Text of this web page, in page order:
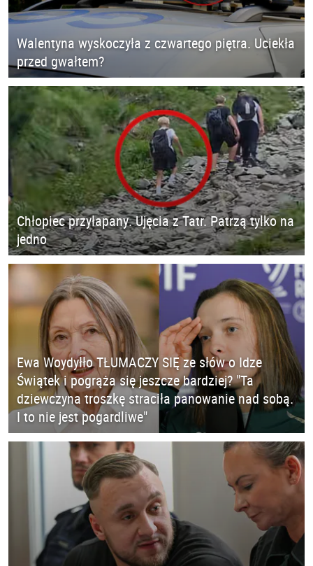
Walentyna wyskoczyła z czwartego piętra. Uciekła
przed gwałtem?
Chłopiec przyłapany. Ujęcia z Tatr. Patrzą tylko na
jedno
Ewa Woydyłło TŁUMACZY SIĘ ze słów o Idze
Świątek i pogrąża się jeszcze bardziej? "Ta
dziewczyna troszkę straciła panowanie nad sobą.
I to nie jest pogardliwe"